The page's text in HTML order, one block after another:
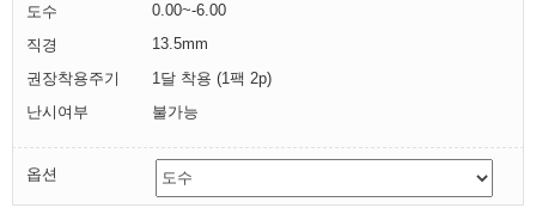
도수
0.00~-6.00
직경
13.5mm
권장착용주기
1달 착용 (1팩 2p)
난시여부
불가능
옵션